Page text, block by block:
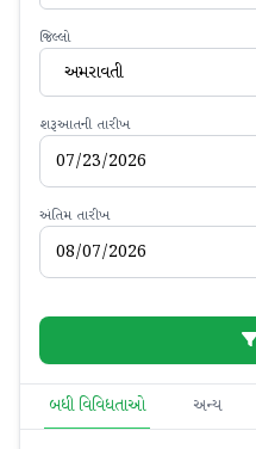
જિલ્લો
અમરાવતી
શરૂઆતની તારીખ
અંતિમ તારીખ
બધી વિવિધતાઓ અન્ય